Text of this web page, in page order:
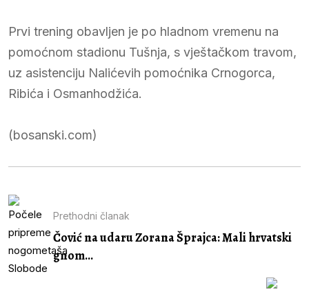
Prvi trening obavljen je po hladnom vremenu na
pomoćnom stadionu Tušnja, s vještačkom travom,
uz asistenciju Nalićevih pomoćnika Crnogorca,
Ribića i Osmanhodžića.
(bosanski.com)
Prethodni članak
Čović na udaru Zorana Šprajca: Mali hrvatski
gnom...